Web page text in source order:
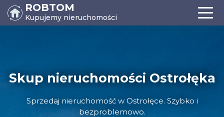
ROBTOM
Kupujemy nieruchomości
Skup nieruchomości Ostrołęka
Sprzedaj nieruchomość w Ostrołęce. Szybko i
bezproblemowo.